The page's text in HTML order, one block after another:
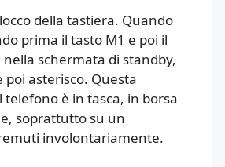
della tastiera. Quando
prima il tasto M1 e poi il
schermata di standby,
poi asterisco. Questa
è in tasca, in borsa
soprattutto su un
involontariamente.